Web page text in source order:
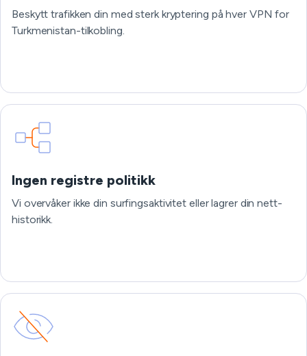
Beskytt trafikken din med sterk kryptering på hver VPN for
Turkmenistan-tilkobling.
Ingen registre politikk
Vi overvåker ikke din surfingsaktivitet eller lagrer din nett-
historikk.